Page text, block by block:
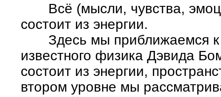
Всё (мысли, чувства,
состоит из энергии.
Здесь мы приближаемся к
известного физика Дэвида
состоит из энергии,
втором уровне мы